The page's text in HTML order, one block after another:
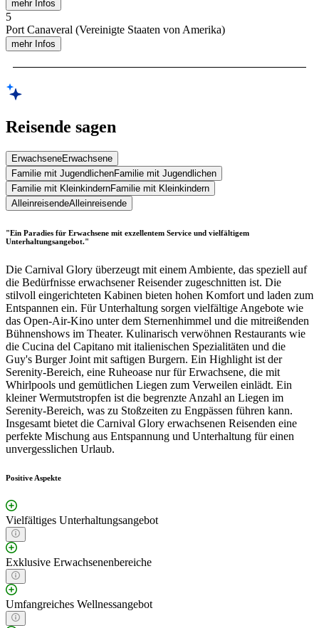
mehr Infos
5
Port Canaveral (Vereinigte Staaten von Amerika)
mehr Infos
Reisende sagen
ErwachseneErwachsene
Familie mit JugendlichenFamilie mit Jugendlichen
Familie mit KleinkindernFamilie mit Kleinkindern
AlleinreisendeAlleinreisende
"Ein Paradies für Erwachsene mit exzellentem Service und vielfältigem
Unterhaltungsangebot."
Die Carnival Glory überzeugt mit einem Ambiente, das speziell auf
die Bedürfnisse erwachsener Reisender zugeschnitten ist. Die
stilvoll eingerichteten Kabinen bieten hohen Komfort und laden zum
Entspannen ein. Für Unterhaltung sorgen vielfältige Angebote wie
das Open-Air-Kino unter dem Sternenhimmel und die mitreißenden
Bühnenshows im Theater. Kulinarisch verwöhnen Restaurants wie
die Cucina del Capitano mit italienischen Spezialitäten und die
Guy's Burger Joint mit saftigen Burgern. Ein Highlight ist der
Serenity-Bereich, eine Ruheoase nur für Erwachsene, die mit
Whirlpools und gemütlichen Liegen zum Verweilen einlädt. Ein
kleiner Wermutstropfen ist die begrenzte Anzahl an Liegen im
Serenity-Bereich, was zu Stoßzeiten zu Engpässen führen kann.
Insgesamt bietet die Carnival Glory erwachsenen Reisenden eine
perfekte Mischung aus Entspannung und Unterhaltung für einen
unvergesslichen Urlaub.
Positive Aspekte
Vielfältiges Unterhaltungsangebot
Exklusive Erwachsenenbereiche
Umfangreiches Wellnessangebot